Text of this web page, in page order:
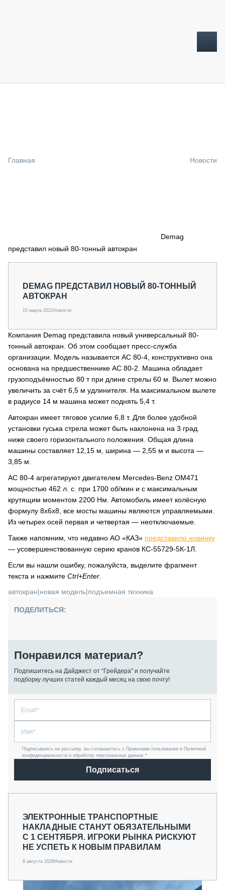
СПЕЦПРОЕКТЫ
О ПРОЕКТЕ
Главная Новости
Demag
представил новый 80-тонный автокран
DEMAG ПРЕДСТАВИЛ НОВЫЙ 80-ТОННЫЙ
АВТОКРАН
15 марта 2021Новости
Компания Demag представила новый универсальный 80-
тонный автокран. Об этом сообщает пресс-служба
организации. Модель называется AC 80-4, конструктивно она
основана на предшественнике AC 80-2. Машина обладает
грузоподъёмностью 80 т при длине стрелы 60 м. Вылет можно
увеличить за счёт 6,5 м удлинителя. На максимальном вылете
в радиусе 14 м машина может поднять 5,4 т.
Автокран имеет тяговое усилие 6,8 т. Для более удобной
установки гуська стрела может быть наклонена на 3 град.
ниже своего горизонтального положения. Общая длина
машины составляет 12,15 м, ширина — 2,55 м и высота —
3,85 м.
AC 80-4 агрегатируют двигателем Mercedes-Benz OM471
мощностью 462 л. с. при 1700 об/мин и с максимальным
крутящим моментом 2200 Нм. Автомобиль имеет колёсную
формулу 8x6x8, все мосты машины являются управляемыми.
Из четырех осей первая и четвертая — неотключаемые.
Также напомним, что недавно АО «КАЗ» представило новинку
— усовершенствованную серию кранов КС-55729-5К-1Л.
Если вы нашли ошибку, пожалуйста, выделите фрагмент
текста и нажмите Ctrl+Enter
автокран|новая модель|подъемная техника
ПОДЕЛИТЬСЯ:
Понравился материал?
Подпишитесь на Дайджест от “Грейдера” и получайте
подборку лучших статей каждый месяц на свою почту!
Подписываясь на рассылку, вы соглашаетесь с Правилами пользования и Политикой
конфиденциальности и обработку персональных данных *
Подписаться
ЭЛЕКТРОННЫЕ ТРАНСПОРТНЫЕ
НАКЛАДНЫЕ СТАНУТ ОБЯЗАТЕЛЬНЫМИ
С 1 СЕНТЯБРЯ. ИГРОКИ РЫНКА РИСКУЮТ
НЕ УСПЕТЬ К НОВЫМ ПРАВИЛАМ
6 августа 2026Новости